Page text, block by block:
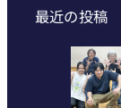
最近の投稿